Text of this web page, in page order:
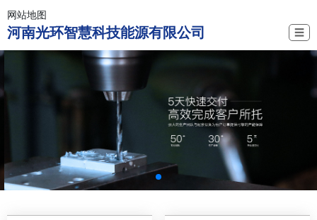
网站地图
河南光环智慧科技能源有限公司 ☰